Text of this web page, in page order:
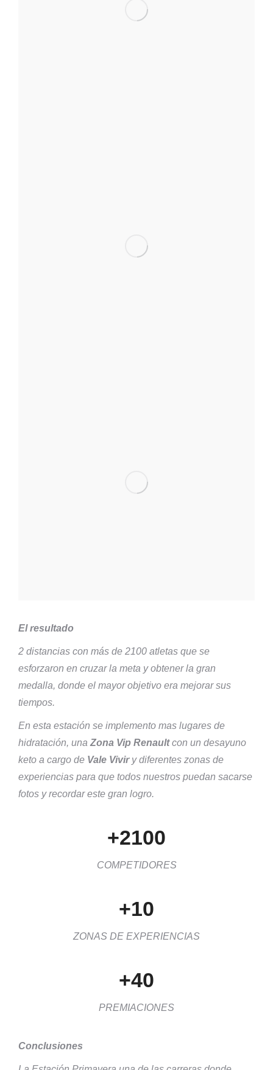
El resultado
2 distancias con más de 2100 atletas que se
esforzaron en cruzar la meta y obtener la gran
medalla, donde el mayor objetivo era mejorar sus
tiempos.
En esta estación se implemento mas lugares de
hidratación, una Zona Vip Renaultcon un desayuno
keto a cargo de Vale Viviry diferentes zonas de
experiencias para que todos nuestros puedan sacarse
fotos y recordar este gran logro.
+2100
COMPETIDORES
+10
ZONAS DE EXPERIENCIAS
+40
PREMIACIONES
Conclusiones